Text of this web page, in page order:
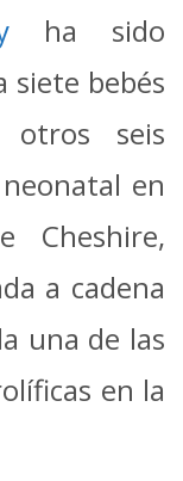
ha sido
siete bebés
seis
en
Cheshire,
a cadena
una de las
en la